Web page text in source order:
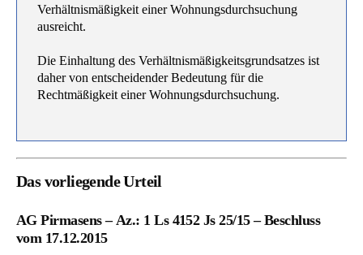
Verhältnismäßigkeit einer Wohnungsdurchsuchung
ausreicht.
Die Einhaltung des Verhältnismäßigkeitsgrundsatzes ist
daher von entscheidender Bedeutung für die
Rechtmäßigkeit einer Wohnungsdurchsuchung.
Das vorliegende Urteil
AG Pirmasens – Az.: 1 Ls 4152 Js 25/15 – Beschluss
vom 17.12.2015